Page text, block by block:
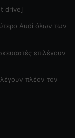
drive]
Audi όλων των
επιλέγουν
πλέον τον